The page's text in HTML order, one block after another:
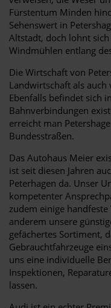
Fürstentum Minden
Sehenswert in
Altstadt, doch lohnt
Windmühlen entlang
Die Wirtschaft von
Landwirtschaft als
Ebenfalls befindet sich
Bahnverbindungen
erreicht man
Bundesstraßen.
Das Autohaus Meier
ist seit diesen Jahren
Peterhagen da. Unser
kompetenter
zudem einige
anderem unsere
gefächertes Sortiment,
Gebrauchtfahrzeuge
uns eine individuelle
Inspektionen,
lassen.